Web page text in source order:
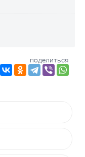
поделиться